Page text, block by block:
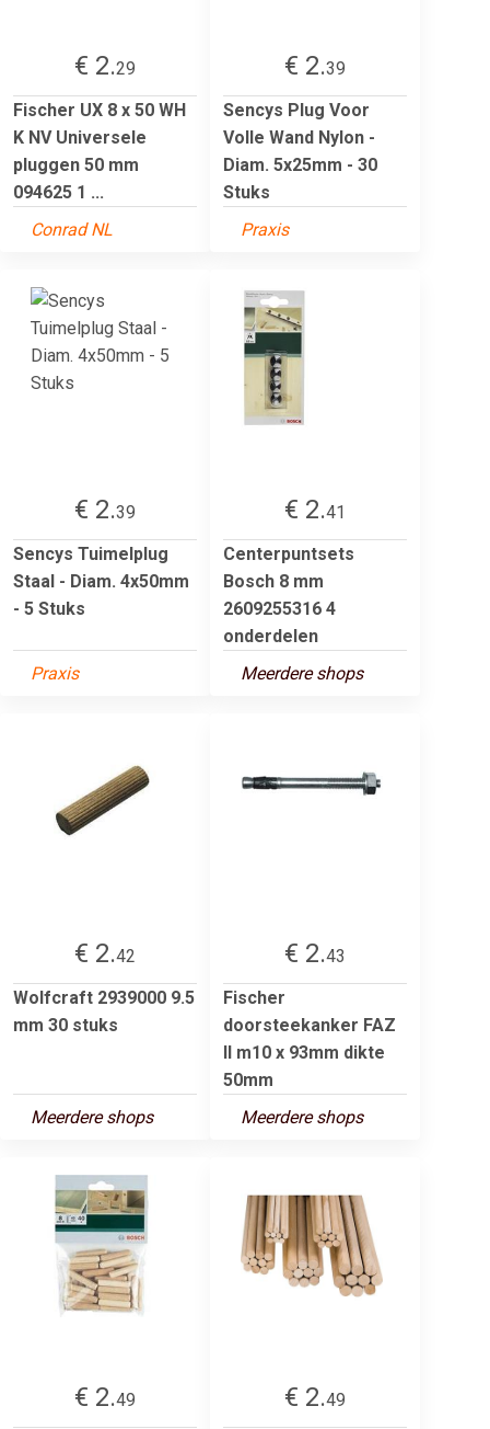
€ 2.29
Fischer UX 8 x 50 WH
K NV Universele
pluggen 50 mm
094625 1 ...
Conrad NL
€ 2.39
Sencys Plug Voor
Volle Wand Nylon -
Diam. 5x25mm - 30
Stuks
Praxis
€ 2.39
Sencys Tuimelplug
Staal - Diam. 4x50mm
- 5 Stuks
Praxis
€ 2.41
Centerpuntsets
Bosch 8 mm
2609255316 4
onderdelen
Meerdere shops
€ 2.42
Wolfcraft 2939000 9.5
mm 30 stuks
Meerdere shops
€ 2.43
Fischer
doorsteekanker FAZ
II m10 x 93mm dikte
50mm
Meerdere shops
€ 2.49
€ 2.49